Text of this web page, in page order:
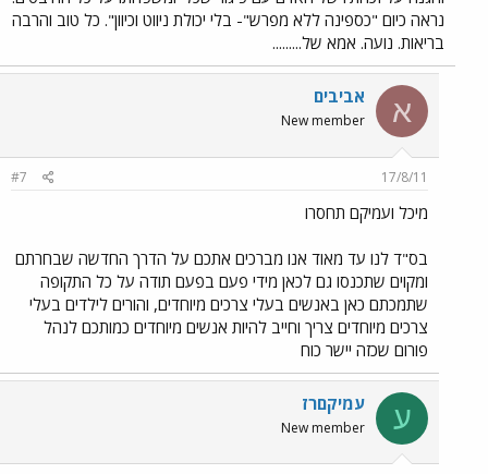
נראה כיום "כספינה ללא מפרש"- בלי יכולת ניווט וכיוון". כל טוב והרבה
בריאות. נועה. אמא של.........
א אביבים
New member
17/8/11
#7
מיכל ועמיקם תחסרו
בס"ד לנו עד מאוד אנו מברכים אתכם על הדרך החדשה שבחרתם
ומקוים שתכנסו גם לכאן מידי פעם בפעם תודה על כל התקופה
שתמכתם כאן באנשים בעלי צרכים מיוחדים, והורים לילדים בעלי
צרכים מיוחדים צריך וחייב להיות אנשים מיוחדים כמותכם לנהל
פורום שכזה יישר כוח
ע עמיקםרז
New member